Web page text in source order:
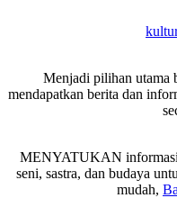
Menjadi pilihan utama
mendapatkan berita dan
MENYATUKAN informasi
seni, sastra, dan budaya
mudah,